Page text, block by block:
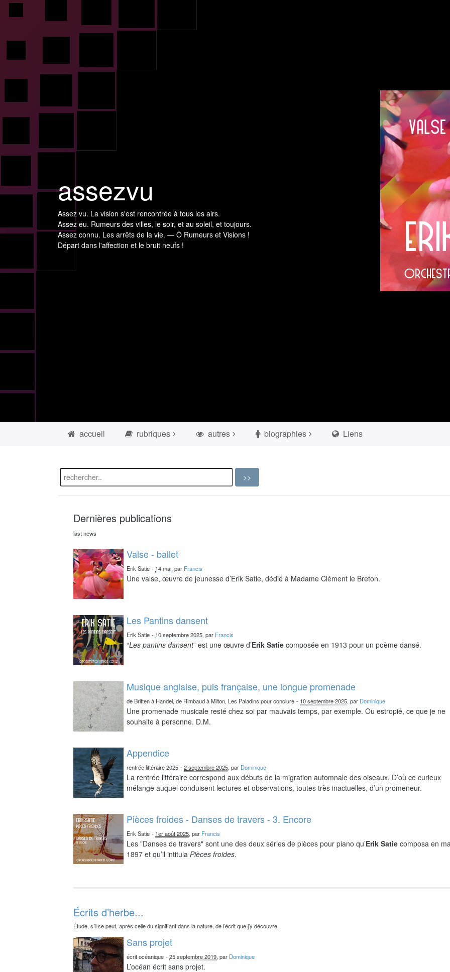
assezvu
Assez vu. La vision s'est rencontrée à tous les airs.
Assez eu. Rumeurs des villes, le soir, et au soleil, et toujours.
Assez connu. Les arrêts de la vie. — Ô Rumeurs et Visions !
Départ dans l'affection et le bruit neufs !
accueil rubriques autres biographies Liens
Dernières publications
last news
Valse - ballet
Erik Satie - 14 mai, par Francis
Une valse, œuvre de jeunesse d’Erik Satie, dédié à Madame Clément le Breton.
Les Pantins dansent
Erik Satie - 10 septembre 2025, par Francis
“Les pantins dansent” est une œuvre d’Erik Satie composée en 1913 pour un poème dansé.
Musique anglaise, puis française, une longue promenade
de Britten à Handel, de Rimbaud à Milton, Les Paladins pour conclure - 10 septembre 2025, par Dominique
Une promenade musicale resté chez soi par mauvais temps, par exemple. Ou estropié, ce que je ne
souhaite à personne. D.M.
Appendice
rentrée littéraire 2025 -2 septembre 2025, par Dominique
La rentrée littéraire correspond aux débuts de la migration automnale des oiseaux. D’où ce curieux
mélange auquel conduisent lectures et observations, toutes très inactuelles, d’un promeneur.
Pièces froides - Danses de travers - 3. Encore
Erik Satie - 1er août 2025, par Francis
Les "Danses de travers" sont une des deux séries de pièces pour piano qu’Erik Satie composa en
1897 et qu’il intitulaPièces froides.
Écrits d’herbe...
Étude, s’il se peut, après celle du signifiant dans la nature, de l’écrit que j’y découvre.
Sans projet
écrit océanique -25 septembre 2019, par Dominique
L’océan écrit sans projet.